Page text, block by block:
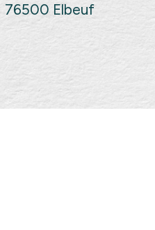
76500 Elbeuf